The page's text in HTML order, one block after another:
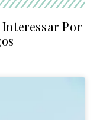
Interessar Por